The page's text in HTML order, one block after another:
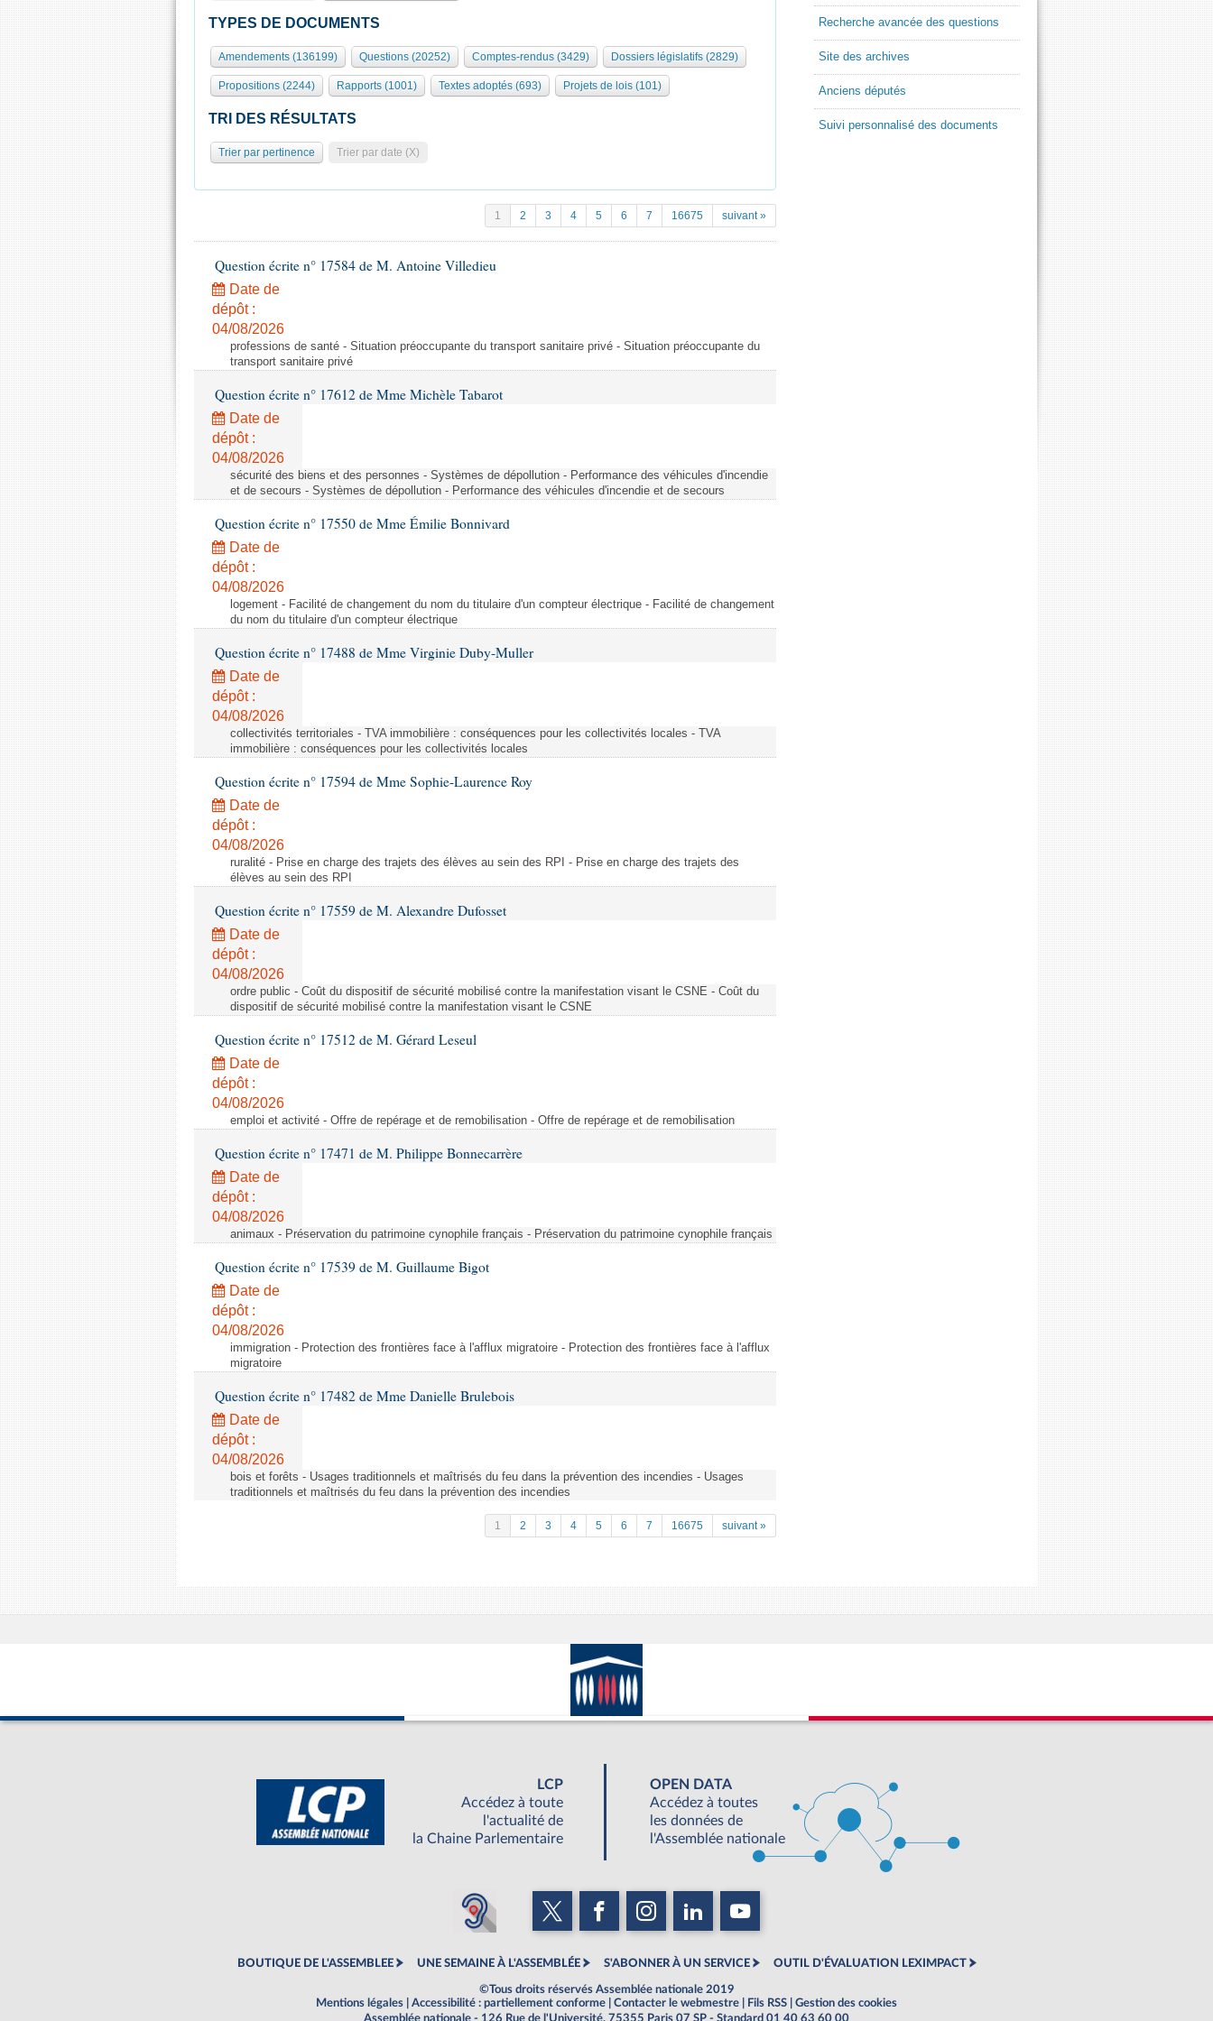
TYPES DE DOCUMENTS
Amendements (136199) Questions (20252) Comptes-rendus (3429) Dossiers législatifs (2829)
Propositions (2244) Rapports (1001) Textes adoptés (693) Projets de lois (101)
TRI DES RÉSULTATS
Trier par pertinence Trier par date (X)
1 2 3 4 5 6 7 16675 suivant »
Question écrite n° 17584 de M. Antoine Villedieu
Date de
dépôt :
04/08/2026
professions de santé - Situation préoccupante du transport sanitaire privé - Situation préoccupante du
transport sanitaire privé
Question écrite n° 17612 de Mme Michèle Tabarot
Date de
dépôt :
04/08/2026
sécurité des biens et des personnes - Systèmes de dépollution - Performance des véhicules d'incendie
et de secours - Systèmes de dépollution - Performance des véhicules d'incendie et de secours
Question écrite n° 17550 de Mme Émilie Bonnivard
Date de
dépôt :
04/08/2026
logement - Facilité de changement du nom du titulaire d'un compteur électrique - Facilité de changement
du nom du titulaire d'un compteur électrique
Question écrite n° 17488 de Mme Virginie Duby-Muller
Date de
dépôt :
04/08/2026
collectivités territoriales - TVA immobilière : conséquences pour les collectivités locales - TVA
immobilière : conséquences pour les collectivités locales
Question écrite n° 17594 de Mme Sophie-Laurence Roy
Date de
dépôt :
04/08/2026
ruralité - Prise en charge des trajets des élèves au sein des RPI - Prise en charge des trajets des
élèves au sein des RPI
Question écrite n° 17559 de M. Alexandre Dufosset
Date de
dépôt :
04/08/2026
ordre public - Coût du dispositif de sécurité mobilisé contre la manifestation visant le CSNE - Coût du
dispositif de sécurité mobilisé contre la manifestation visant le CSNE
Question écrite n° 17512 de M. Gérard Leseul
Date de
dépôt :
04/08/2026
emploi et activité - Offre de repérage et de remobilisation - Offre de repérage et de remobilisation
Question écrite n° 17471 de M. Philippe Bonnecarrère
Date de
dépôt :
04/08/2026
animaux - Préservation du patrimoine cynophile français - Préservation du patrimoine cynophile français
Question écrite n° 17539 de M. Guillaume Bigot
Date de
dépôt :
04/08/2026
immigration - Protection des frontières face à l'afflux migratoire - Protection des frontières face à l'afflux
migratoire
Question écrite n° 17482 de Mme Danielle Brulebois
Date de
dépôt :
04/08/2026
bois et forêts - Usages traditionnels et maîtrisés du feu dans la prévention des incendies - Usages
traditionnels et maîtrisés du feu dans la prévention des incendies
1 2 3 4 5 6 7 16675 suivant »
Recherche avancée des questions
Site des archives
Anciens députés
Suivi personnalisé des documents
LCP
Accédez à toute
l'actualité de
la Chaine Parlementaire
OPEN DATA
Accédez à toutes
les données de
l'Assemblée nationale
BOUTIQUE DE L'ASSEMBLEE UNE SEMAINE À L'ASSEMBLÉE S'ABONNER À UN SERVICE OUTIL D'ÉVALUATION LEXIMPACT
©Tous droits réservés Assemblée nationale 2019
Mentions légales
Accessibilité : partiellement conforme Contacter le webmestre Fils RSS
Gestion des cookies
Assemblée nationale - 126 Rue de l'Université, 75355 Paris 07 SP - Standard 01 40 63 60 00